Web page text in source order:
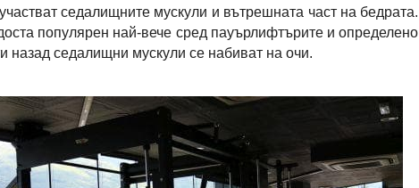
седалищните мускули и вътрешната част на бедрата.
популярен най-вече сред пауърлифтърите и определено
назад седалищни мускули се набиват на очи.